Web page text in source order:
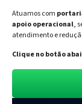
Atuamos com
apoio operacional,
atendimento e
Clique no botão